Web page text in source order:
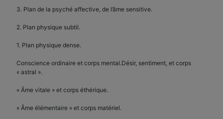
3. Plan de la psyché affective, de l’âme sensitive.
2. Plan physique subtil.
1. Plan physique dense.
Conscience ordinaire et corps mental.Désir, sentiment, et corps
« astral ».
« Âme vitale » et corps éthérique.
« Âme élémentaire » et corps matériel.